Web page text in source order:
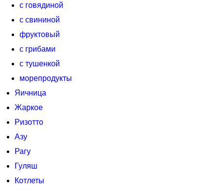
с говядиной
с свининой
фруктовый
с грибами
с тушенкой
морепродукты
Яичница
Жаркое
Ризотто
Азу
Рагу
Гуляш
Котлеты